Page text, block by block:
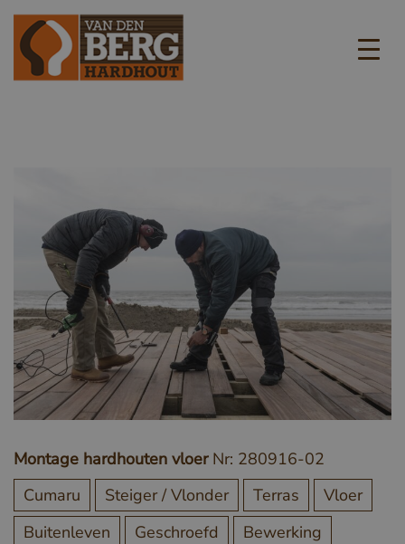
Montage hardhouten vloer Nr: 280916-02
Cumaru
Steiger / Vlonder Terras
Vloer
Buitenleven
Geschroefd
Bewerking